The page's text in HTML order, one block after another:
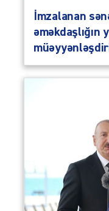
İmzalanan
əməkdaşlığın